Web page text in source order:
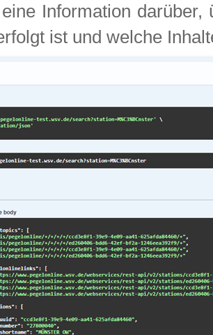
Information
ist und welche